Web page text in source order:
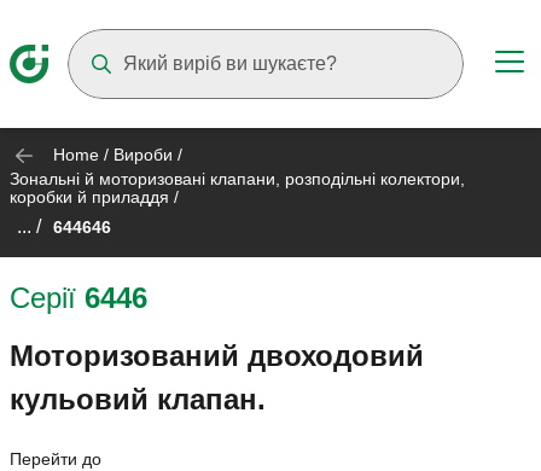
Home / Вироби /
Зональні й моторизовані клапани, розподільні колектори,
коробки й приладдя /
... / 644646
Серії 6446
Моторизований двоходовий
кульовий клапан.
Перейти до